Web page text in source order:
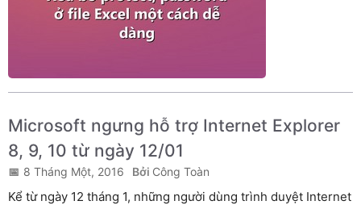
Microsoft ngưng hỗ trợ Internet Explorer
8, 9, 10 từ ngày 12/01
8 Tháng Một, 2016 Công Toàn
Kể từ ngày 12 tháng 1, những người dùng trình duyệt Internet